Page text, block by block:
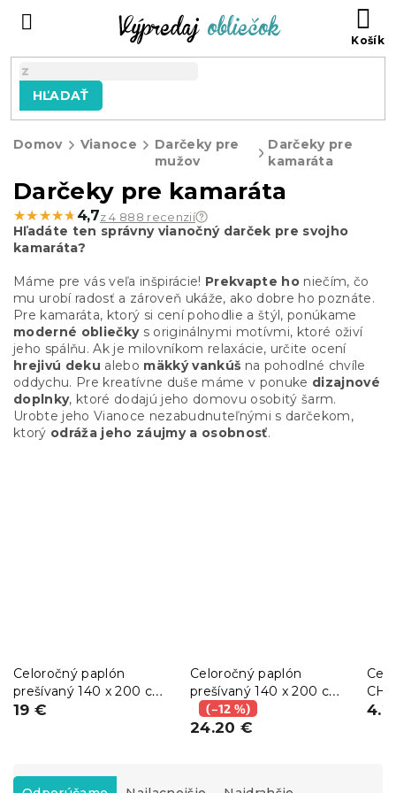
HĽADAŤ
Domov Vianoce
Darčeky pre
mužov
Darčeky pre
kamaráta
Darčeky pre kamaráta
★★★★★
★★★★★ 4,7z 4 888 recenzií
Hľadáte ten správny vianočný darček pre svojho
kamaráta?
Máme pre vás veľa inšpirácie! Prekvapte ho niečím, čo
mu urobí radosť a zároveň ukáže, ako dobre ho poznáte.
Pre kamaráta, ktorý si cení pohodlie a štýl, ponúkame
moderné obliečkys originálnymi motívmi, ktoré oživí
jeho spálňu. Ak je milovníkom relaxácie, určite ocení
hrejivú deku alebo mäkký vankúš na pohodlné chvíle
oddychu. Pre kreatívne duše máme v ponuke dizajnové
doplnky, ktoré dodajú jeho domovu osobitý šarm.
Urobte jeho Vianoce nezabudnuteľnými s darčekom,
ktorý odráža jeho záujmy a osobnosť.
Celoročný paplón
prešívaný 140 x 200 cm
s vankúšom BASIC 70 x
19 €
Celoročný paplón
prešívaný 140 x 200 cm
s vankúšom CLASSIC 70
x 90 cm a vankúšikom
(–12 %)
24.20 €
R